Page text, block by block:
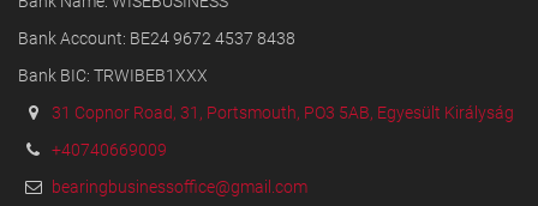
Bank Account: BE24 9672 4537 8438
Bank BIC: TRWIBEB1XXX
31 Copnor Road, 31, Portsmouth, PO3 5AB, Egyesült Királyság
+40740669009
bearingbusinessoffice@gmail.com